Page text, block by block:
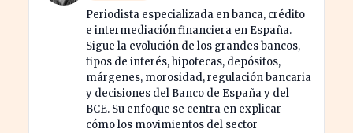
Periodista especializada en banca, crédito
e intermediación financiera en España.
Sigue la evolución de los grandes bancos,
tipos de interés, hipotecas, depósitos,
márgenes, morosidad, regulación bancaria
y decisiones del Banco de España y del
BCE. Su enfoque se centra en explicar
cómo los movimientos del sector